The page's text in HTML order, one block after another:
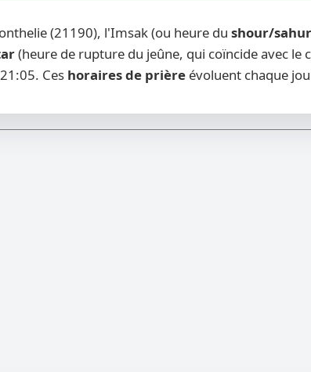
(21190), l'Imsak (ou heure du shour/sahur
(heure de rupture du jeûne, qui coïncide avec
Ces horaires de prière évoluent chaque